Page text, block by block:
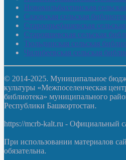
Новокильбахтинская
Сазовская сельская
Староорьебашевская
Старояшевская сельская
Тюльдинская сельская
Чилибеевская сельская
© 2014-2025. Муниципальное
культуры «Межпоселенческая
библиотека» муниципального
Республики Башкортостан.
https://mcrb-kalt.ru - Официальный
При использовании материалов
обязательна.